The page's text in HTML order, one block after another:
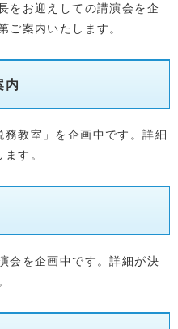
をお迎えしての講演会を企
ご案内いたします。
内
教室」を企画中です。詳細
す。
会を企画中です。詳細が決